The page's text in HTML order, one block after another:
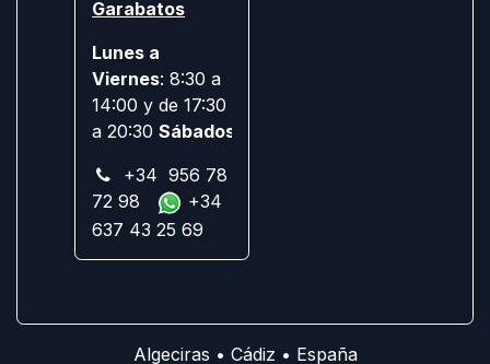
Garabatos
Lunes a
Viernes: 8:30 a
14:00 y de 17:30
a 20:30 Sábados:
+34 956 78
72 98
+34
637 43 25 69
Algeciras • Cádiz • España